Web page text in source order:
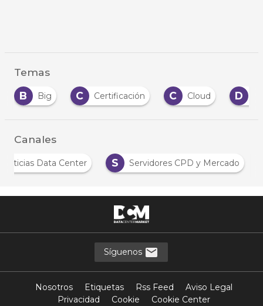
Temas
B
Big C Certificación C Cloud D
Canales
Noticias Data Center S Servidores CPD y Mercado
Síguenos
Nosotros Etiquetas Rss Feed
Aviso Legal
Privacidad
Cookie Cookie Center